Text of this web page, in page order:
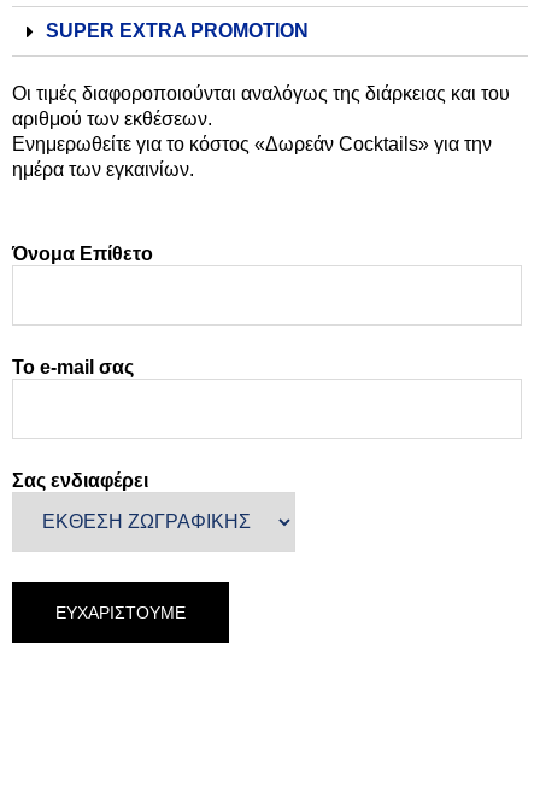
SUPER EXTRA PROMOTION
Οι τιμές διαφοροποιούνται αναλόγως της διάρκειας και του
αριθμού των εκθέσεων.
Ενημερωθείτε για το κόστος «Δωρεάν Cocktails» για την
ημέρα των εγκαινίων.
Όνομα Επίθετο
Το e-mail σας
Σας ενδιαφέρει